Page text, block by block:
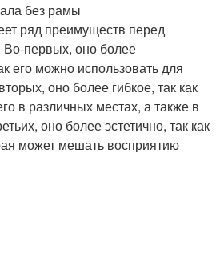
без рамы
ряд преимуществ перед
первых, оно более
его можно использовать для
оно более гибкое, так как
в различных местах, а также в
оно более эстетично, так как
может мешать восприятию